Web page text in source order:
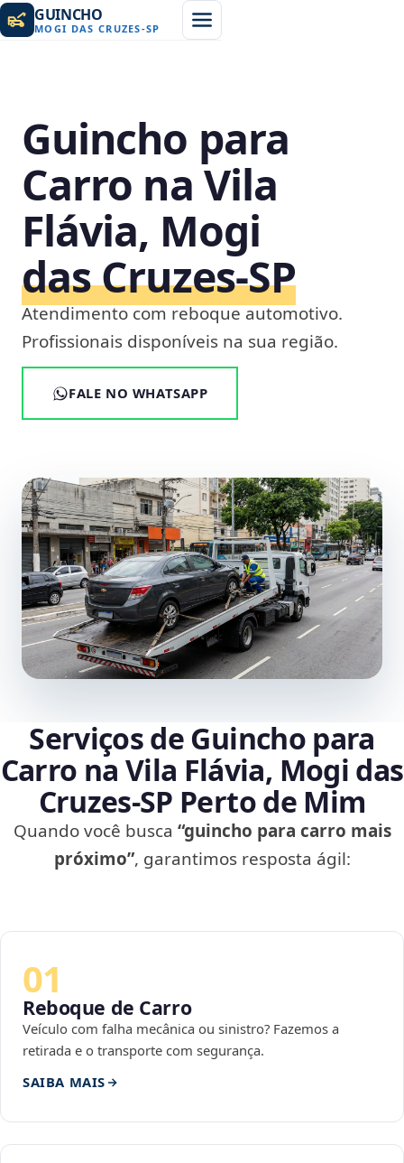
GUINCHO
MOGI DAS CRUZES-SP
Guincho para
Carro na Vila
Flávia, Mogi
das Cruzes‑SP
Atendimento com reboque automotivo.
Profissionais disponíveis na sua região.
FALE NO WHATSAPP
Serviços de Guincho para
Carro na Vila Flávia, Mogi das
Cruzes‑SP Perto de Mim
Quando você busca “guincho para carro mais
próximo”, garantimos resposta ágil:
01
Reboque de Carro
Veículo com falha mecânica ou sinistro? Fazemos a
retirada e o transporte com segurança.
SAIBA MAIS